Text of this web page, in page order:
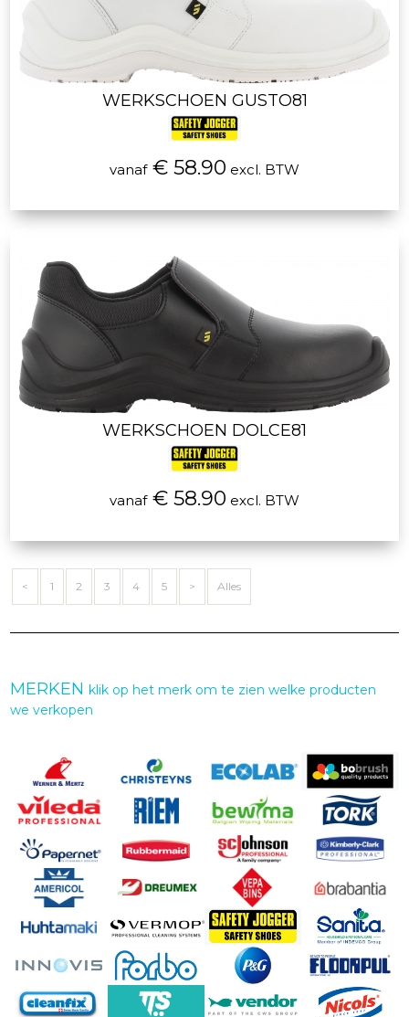
WERKSCHOEN GUSTO81
vanaf€ 58.90 excl. BTW
WERKSCHOEN DOLCE81
vanaf€ 58.90 excl. BTW
< 1 2 3 4 5 > Alles
MERKENklik op het merk om te zien welke producten
we verkopen